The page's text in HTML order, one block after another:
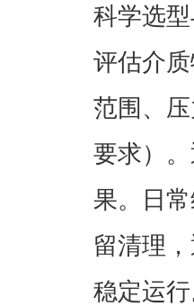
科学选
评估介
范围、
要求）
果。日
留清理
稳定运